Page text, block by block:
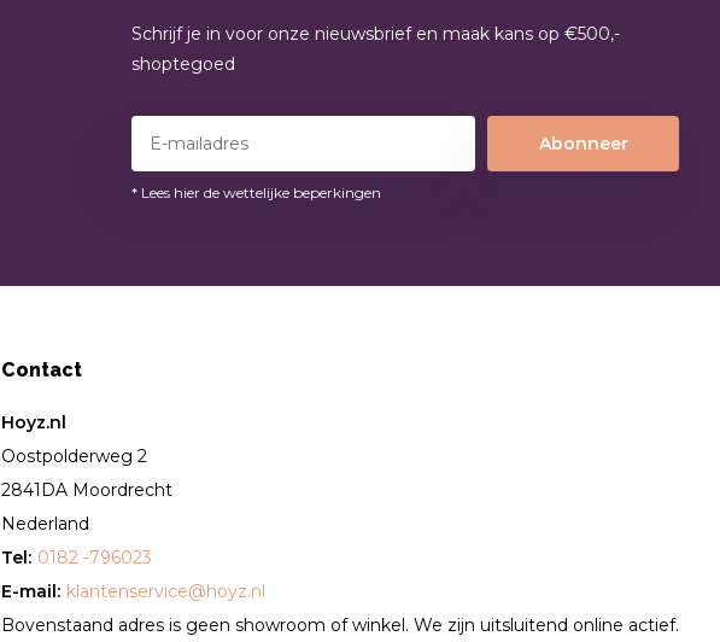
Schrijf je in voor onze nieuwsbrief en maak kans op €500,-
shoptegoed
Abonneer
* Lees hier de wettelijke beperkingen
Contact
Hoyz.nl
Oostpolderweg 2
2841DA Moordrecht
Nederland
Tel: 0182 -796023
E-mail: klantenservice@hoyz.nl
Bovenstaand adres is geen showroom of winkel. We zijn uitsluitend online actief.